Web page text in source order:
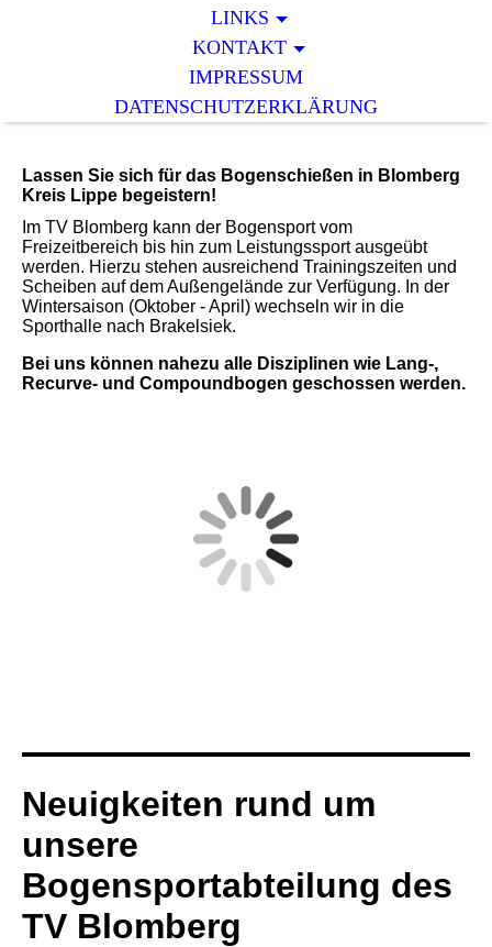
LINKS
KONTAKT
IMPRESSUM
DATENSCHUTZERKLÄRUNG
Lassen Sie sich für das Bogenschießen in Blomberg
Kreis Lippe begeistern!
Im TV Blomberg kann der Bogensport vom
Freizeitbereich bis hin zum Leistungssport ausgeübt
werden. Hierzu stehen ausreichend Trainingszeiten und
Scheiben auf dem Außengelände zur Verfügung. In der
Wintersaison (Oktober - April) wechseln wir in die
Sporthalle nach Brakelsiek.
Bei uns können nahezu alle Disziplinen wie Lang-,
Recurve- und Compoundbogen geschossen werden.
Neuigkeiten rund um
unsere
Bogensportabteilung des
TV Blomberg